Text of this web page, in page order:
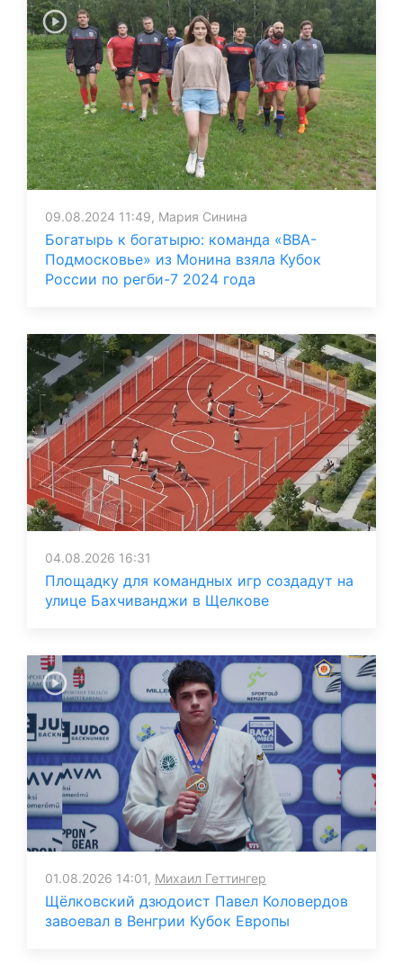
09.08.2024 11:49, Мария Синина
Богатырь к богатырю: команда «ВВА-
Подмосковье» из Монина взяла Кубок
России по регби-7 2024 года
04.08.2026 16:31
Площадку для командных игр создадут на
улице Бахчиванджи в Щелкове
01.08.2026 14:01, Михаил Геттингер
Щёлковский дзюдоист Павел Коловердов
завоевал в Венгрии Кубок Европы